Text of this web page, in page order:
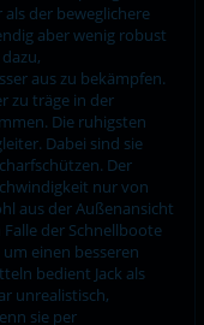
der beweglichere
aber wenig robust
aus zu bekämpfen.
zu träge in der
Die ruhigsten
Dabei sind sie
Der
nur von
aus der Außenansicht
der Schnellboote
einen besseren
bedient Jack als
unrealistisch,
sie per